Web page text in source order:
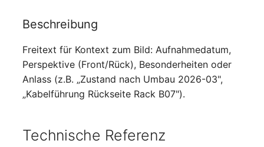
Rack-Segment
Raum
Remote Management
Controller
Beschreibung
Freitext für Kontext zum Bild: Aufnahmedatum,
Perspektive (Front/Rück), Besonderheiten oder
Anlass (z.B. „Zustand nach Umbau 2026-03",
„Kabelführung Rückseite Rack B07").
Technische Referenz